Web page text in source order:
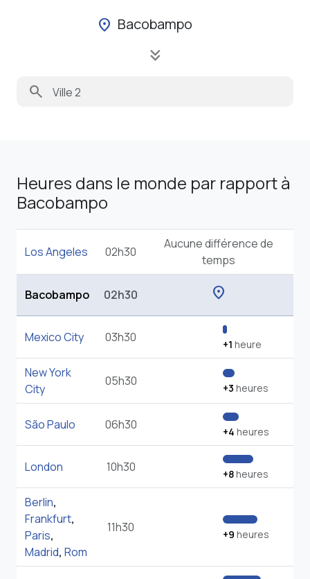
location_on Bacobampo
keyboard_double_arrow_down
search
Heures dans le monde par rapport à
Bacobampo
Los Angeles 02h30
Aucune différence de
temps
Bacobampo 02h30 location_on
Mexico City 03h30 +1 heure
New York
City
05h30 +3 heures
São Paulo 06h30 +4 heures
London 10h30 +8heures
Berlin,
Frankfurt,
Paris,
Madrid, Rom
11h30 +9 heures